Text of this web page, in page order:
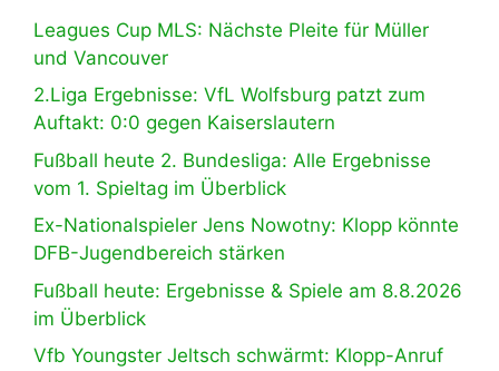
Leagues Cup MLS: Nächste Pleite für Müller
und Vancouver
2.Liga Ergebnisse: VfL Wolfsburg patzt zum
Auftakt: 0:0 gegen Kaiserslautern
Fußball heute 2. Bundesliga: Alle Ergebnisse
vom 1. Spieltag im Überblick
Ex-Nationalspieler Jens Nowotny: Klopp könnte
DFB-Jugendbereich stärken
Fußball heute: Ergebnisse & Spiele am 8.8.2026
im Überblick
Vfb Youngster Jeltsch schwärmt: Klopp-Anruf